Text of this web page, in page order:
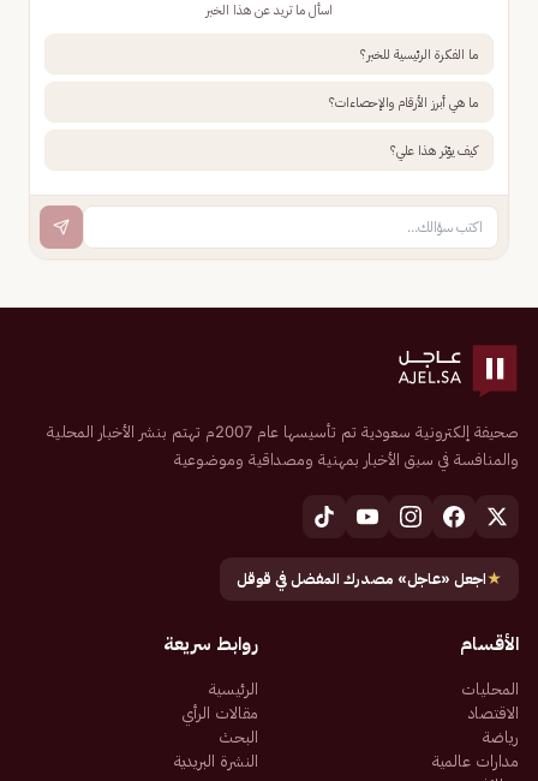
اسأل ما تريد عن هذا الخبر
ما الفكرة الرئيسية للخبر؟
ما هي أبرز الأرقام والإحصاءات؟
كيف يؤثر هذا علي؟
صحيفة إلكترونية سعودية تم تأسيسها عام 2007م تهتم بنشر الأخبار المحلية
والمنافسة في سبق الأخبار بمهنية ومصداقية وموضوعية
★اجعل «عاجل» مصدرك المفضل في قوقل
الأقسام
المحليات
الاقتصاد
رياضة
مدارات عالمية
روابط سريعة
الرئيسية
مقالات الرأي
البحث
النشرة البريدية